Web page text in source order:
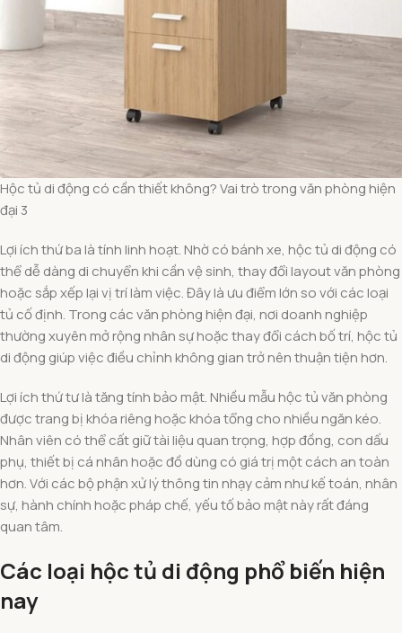
Hộc tủ di động có cần thiết không? Vai trò trong văn phòng hiện
đại 3
Lợi ích thứ ba là tính linh hoạt. Nhờ có bánh xe, hộc tủ di động có
thể dễ dàng di chuyển khi cần vệ sinh, thay đổi layout văn phòng
hoặc sắp xếp lại vị trí làm việc. Đây là ưu điểm lớn so với các loại
tủ cố định. Trong các văn phòng hiện đại, nơi doanh nghiệp
thường xuyên mở rộng nhân sự hoặc thay đổi cách bố trí, hộc tủ
di động giúp việc điều chỉnh không gian trở nên thuận tiện hơn.
Lợi ích thứ tư là tăng tính bảo mật. Nhiều mẫu hộc tủ văn phòng
được trang bị khóa riêng hoặc khóa tổng cho nhiều ngăn kéo.
Nhân viên có thể cất giữ tài liệu quan trọng, hợp đồng, con dấu
phụ, thiết bị cá nhân hoặc đồ dùng có giá trị một cách an toàn
hơn. Với các bộ phận xử lý thông tin nhạy cảm như kế toán, nhân
sự, hành chính hoặc pháp chế, yếu tố bảo mật này rất đáng
quan tâm.
Các loại hộc tủ di động phổ biến hiện
nay